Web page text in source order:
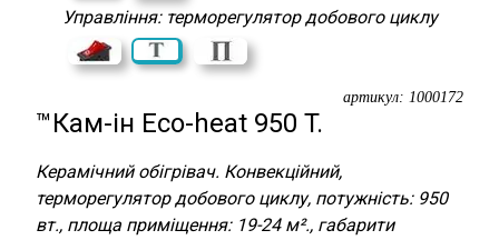
Управління: терморегулятор добового циклу
артикул: 1000172
™Кам-ін Eco-heat 950 T.
Керамічний обігрівач. Конвекційний,
терморегулятор добового циклу, потужність: 950
вт., площа приміщення: 19-24 м²., габарити